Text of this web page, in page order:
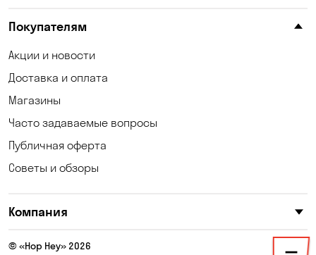
Покупателям
Акции и новости
Доставка и оплата
Магазины
Часто задаваемые вопросы
Публичная оферта
Советы и обзоры
Компания
© «Hop Hey» 2026